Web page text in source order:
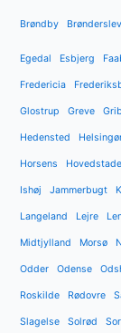
Brøndby Brønderslev
Egedal Esbjerg
Fredericia
Glostrup Greve
Hedensted
Horsens
Ishøj Jammerbugt
Langeland Lejre
Midtjylland Morsø
Odder Odense
Roskilde Rødovre
Slagelse Solrød